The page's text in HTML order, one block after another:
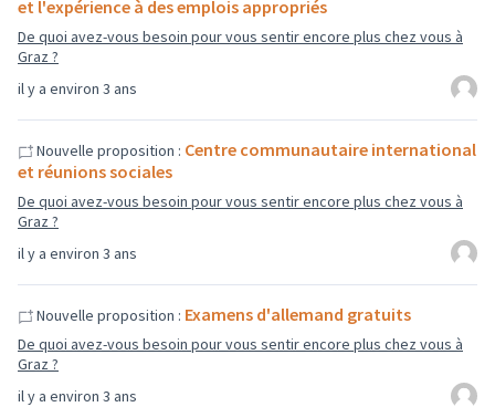
il y a environ 3 ans
et l'expérience à des emplois appropriés
De quoi avez-vous besoin pour vous sentir encore plus chez vous à
Graz ?
il y a environ 3 ans
Nouvelle proposition : Centre communautaire international
et réunions sociales
De quoi avez-vous besoin pour vous sentir encore plus chez vous à
Graz ?
il y a environ 3 ans
Nouvelle proposition : Examens d'allemand gratuits
De quoi avez-vous besoin pour vous sentir encore plus chez vous à
Graz ?